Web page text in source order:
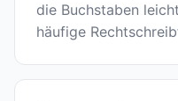
die Buchstaben
häufige